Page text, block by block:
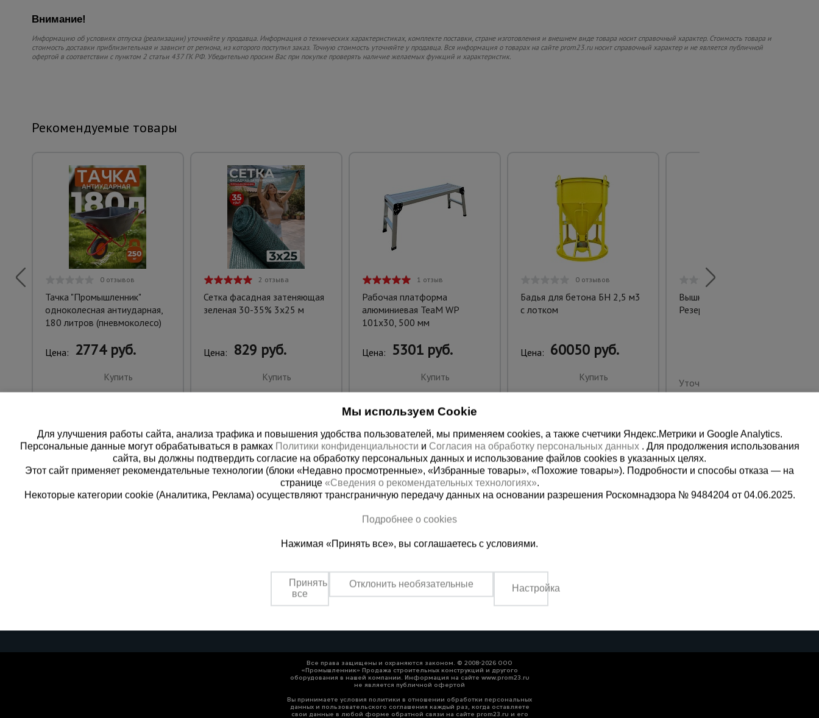
Внимание!
Информацию об условиях отпуска (реализации) уточняйте у продавца. Информация о технических характеристиках, комплекте поставки, стране изготовления и внешнем виде товара носит справочный характер. Стоимость товара и
стоимость доставки приблизительная и зависит от региона, из которого поступил заказ. Точную стоимость уточняйте у продавца. Вся информация о товарах на сайте prom23.ru носит справочный характер и не является публичной
офертой в соответствии с пунктом 2 статьи 437 ГК РФ. Убедительно просим Вас при покупке проверять наличие желаемых функций и характеристик.
Рекомендуемые товары
0 отзывов
Тачка "Промышленник"
одноколесная антиударная,
180 литров (пневмоколесо)
Цена: 2774 руб.
Купить
2 отзыва
Сетка фасадная затеняющая
зеленая 30-35% 3х25 м
Цена: 829 руб.
Купить
1 отзыв
Рабочая платформа
алюминиевая TeaM WP
101x30, 500 мм
Цена: 5301 руб.
Купить
0 отзывов
Бадья для бетона БН 2,5 м3
с лотком
Цена: 60050 руб.
Купить
Вышка-тура TeaM ВСП
Резервуарная 2.0х2.0, 11.1 м
Уточнить цену
8 (800) 200-25-90
бесплатно по России
+994 55 388 22 82
Пн.-Пт. 9:00 - 18:00 Сб. 10:00-14:00 Вс. выходной
Все права защищены и охраняются законом. © 2008-2026 ООО
«Промышленник» Продажа строительных конструкций и другого
оборудования в нашей компании. Информация на сайте www.prom23.ru
не является публичной офертой
Вы принимаете условия политики в отношении обработки персональных
данных и пользовательского соглашения каждый раз, когда оставляете
свои данные в любой форме обратной связи на сайте prom23.ru и его
Мы используем Cookie
Для улучшения работы сайта, анализа трафика и повышения удобства пользователей, мы применяем cookies, а также счетчики Яндекс.Метрики и Google Analytics.
Персональные данные могут обрабатываться в рамках Политики конфиденциальности и Согласия на обработку персональных данных . Для продолжения использования
сайта, вы должны подтвердить согласие на обработку персональных данных и использование файлов cookies в указанных целях.
Этот сайт применяет рекомендательные технологии (блоки «Недавно просмотренные», «Избранные товары», «Похожие товары»). Подробности и способы отказа — на
странице «Сведения о рекомендательных технологиях».
Некоторые категории cookie (Аналитика, Реклама) осуществляют трансграничную передачу данных на основании разрешения Роскомнадзора № 9484204 от 04.06.2025.
Подробнее о cookies
Нажимая «Принять все», вы соглашаетесь с условиями.
Принять
все
Отклонить необязательные Настройка